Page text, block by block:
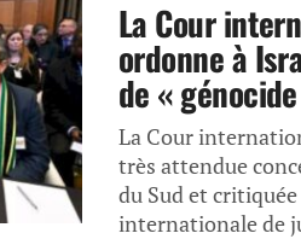
La Cour
ordonne à
de «
La Cour
très attendue
du Sud et
internationale de